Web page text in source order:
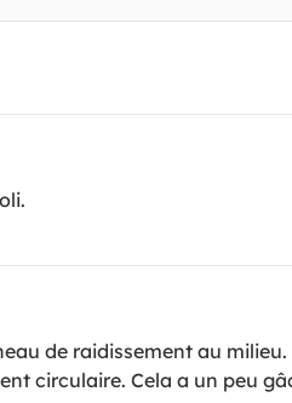
de raidissement au
circulaire. Cela a un peu